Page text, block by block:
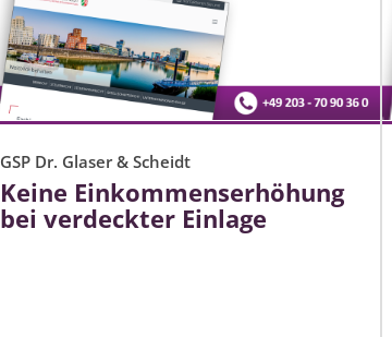
GSP Dr. Glaser & Scheidt
Keine Einkommenserhöhung
bei verdeckter Einlage